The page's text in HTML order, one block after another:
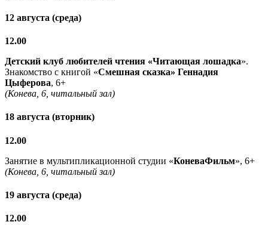
12 августа (среда)
12.00
Детский клуб любителей чтения «Читающая лошадка».
Знакомство с книгой «Смешная сказка» Геннадия
Цыферова, 6+
(Конева, 6, читальный зал)
18 августа (вторник)
12.00
Занятие в мультипликационной студии «КоневаФильм», 6+
(Конева, 6, читальный зал)
19 августа (среда)
12.00